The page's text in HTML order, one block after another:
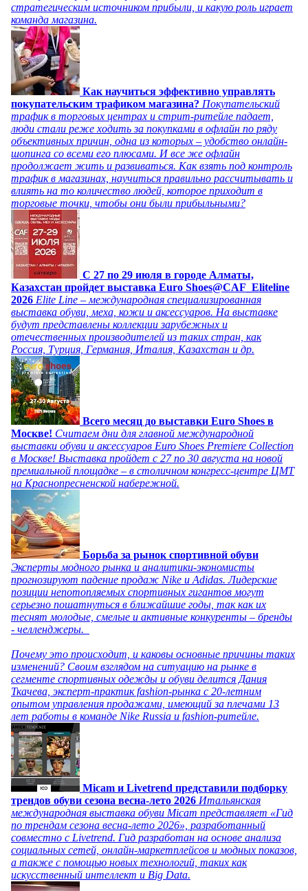
стратегическим источником прибыли, и какую роль играет
команда магазина.
Как научиться эффективно управлять
покупательским трафиком магазина? Покупательский
трафик в торговых центрах и стрит-ритейле падает,
люди стали реже ходить за покупками в офлайн по ряду
объективных причин, одна из которых – удобство онлайн-
шопинга со всеми его плюсами. И все же офлайн
продолжает жить и развиваться. Как взять под контроль
трафик в магазинах, научиться правильно рассчитывать и
влиять на то количество людей, которое приходит в
торговые точки, чтобы они были прибыльными?
C 27 по 29 июля в городе Алматы,
Казахстан пройдет выставка Euro Shoes@CAF_Eliteline
2026 Elite Line – международная специализированная
выставка обуви, меха, кожи и аксессуаров. На выставке
будут представлены коллекции зарубежных и
отечественных производителей из таких стран, как
Россия, Турция, Германия, Италия, Казахстан и др.
Всего месяц до выставки Euro Shoes в
Москве! Считаем дни для главной международной
выставки обуви и аксессуаров Euro Shoes Premiere Collection
в Москве! Выставка пройдет с 27 по 30 августа на новой
премиальной площадке – в столичном конгресс-центре ЦМТ
на Краснопресненской набережной.
Борьба за рынок спортивной обуви
Эксперты модного рынка и аналитики-экономисты
прогнозируют падение продаж Nike и Adidas. Лидерские
позиции непотопляемых спортивных гигантов могут
серьезно пошатнуться в ближайшие годы, так как их
теснят молодые, смелые и активные конкуренты – бренды
- челленджеры.
Почему это происходит, и каковы основные причины таких
изменений? Своим взглядом на ситуацию на рынке в
сегменте спортивных одежды и обуви делится Дания
Ткачева, эксперт-практик fashion-рынка с 20-летним
опытом управления продажами, имеющий за плечами 13
лет работы в команде Nike Russia и fashion-ритейле.
Micam и Livetrend представили подборку
трендов обуви сезона весна-лето 2026 Итальянская
международная выставка обуви Micam представляет «Гид
по трендам сезона весна-лето 2026», разработанный
совместно с Livetrend. Гид разработан на основе анализа
социальных сетей, онлайн-маркетплейсов и модных показов,
а также с помощью новых технологий, таких как
искусственный интеллект и Big Data.